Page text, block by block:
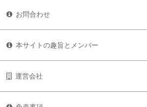
お問合わせ
本サイトの趣旨とメンバー
運営会社